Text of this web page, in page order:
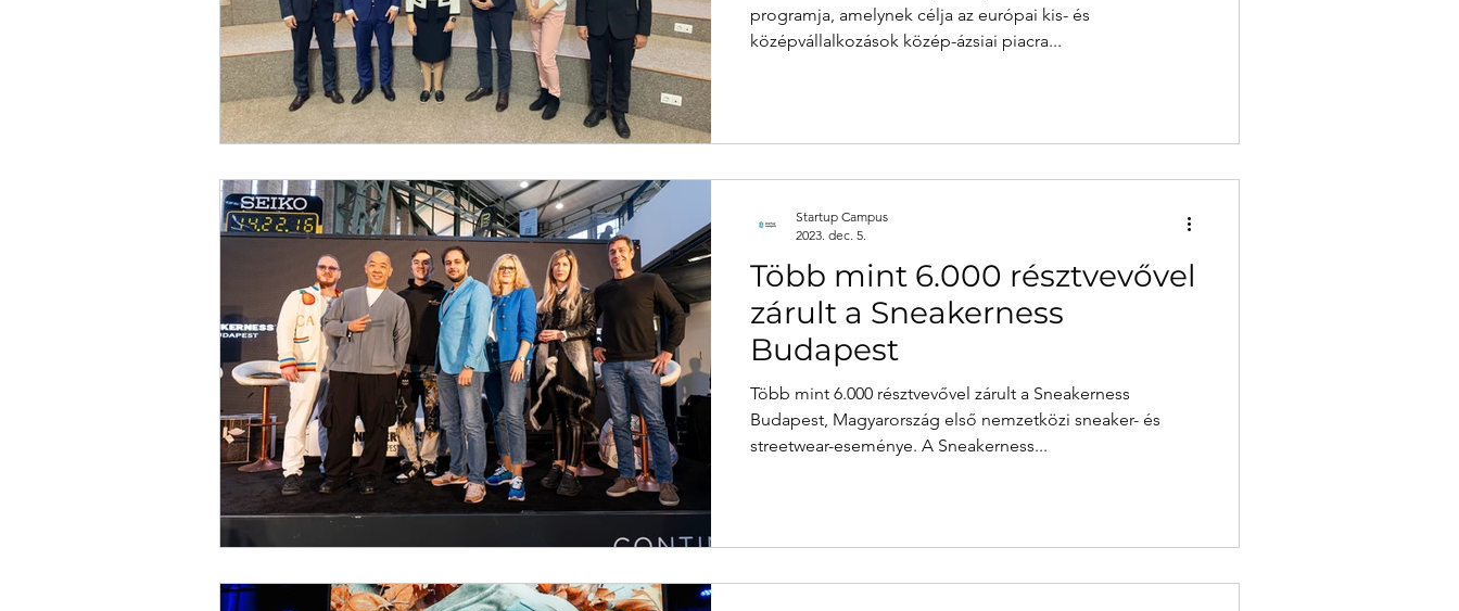
programja, amelynek célja az európai kis- és
középvállalkozások közép-ázsiai piacra...
Több mint 6.000 résztvevővel
zárult a Sneakerness
Budapest
Több mint 6.000 résztvevővel zárult a Sneakerness
Budapest, Magyarország első nemzetközi sneaker- és
streetwear-eseménye. A Sneakerness...
Startup Campus
2023. dec. 5.